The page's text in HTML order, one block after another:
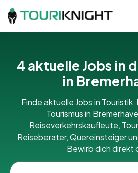
4 aktuelle Jobs in
in
Finde aktuelle Jobs in
Tourismus in
Reiseverkehrskaufleute,
Reiseberater, Quereinsteiger
Bewirb dich direkt